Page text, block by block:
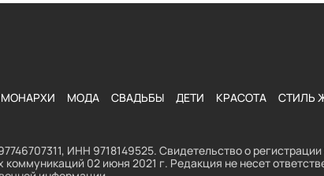
МОНАРХИ МОДА СВАДЬБЫ ДЕТИ КРАСОТА СТИЛЬ
ИНН 9718149525. Свидетельство о
02 июня 2021 г. Редакция не несет